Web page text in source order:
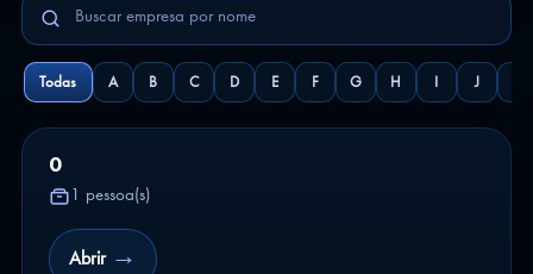
Todas A B C D E F G H J
0
1 pessoa(s)
Abrir →